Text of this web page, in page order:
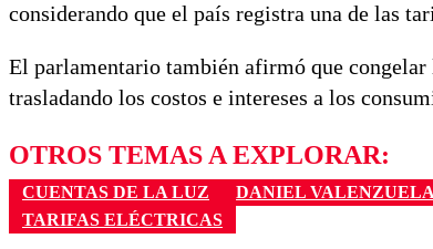
considerando que el país registra una de las
El parlamentario también afirmó que
trasladando los costos e intereses a los
OTROS TEMAS A EXPLORAR:
CUENTAS DE LA LUZ DANIEL VALENZUELA
TARIFAS ELÉCTRICAS